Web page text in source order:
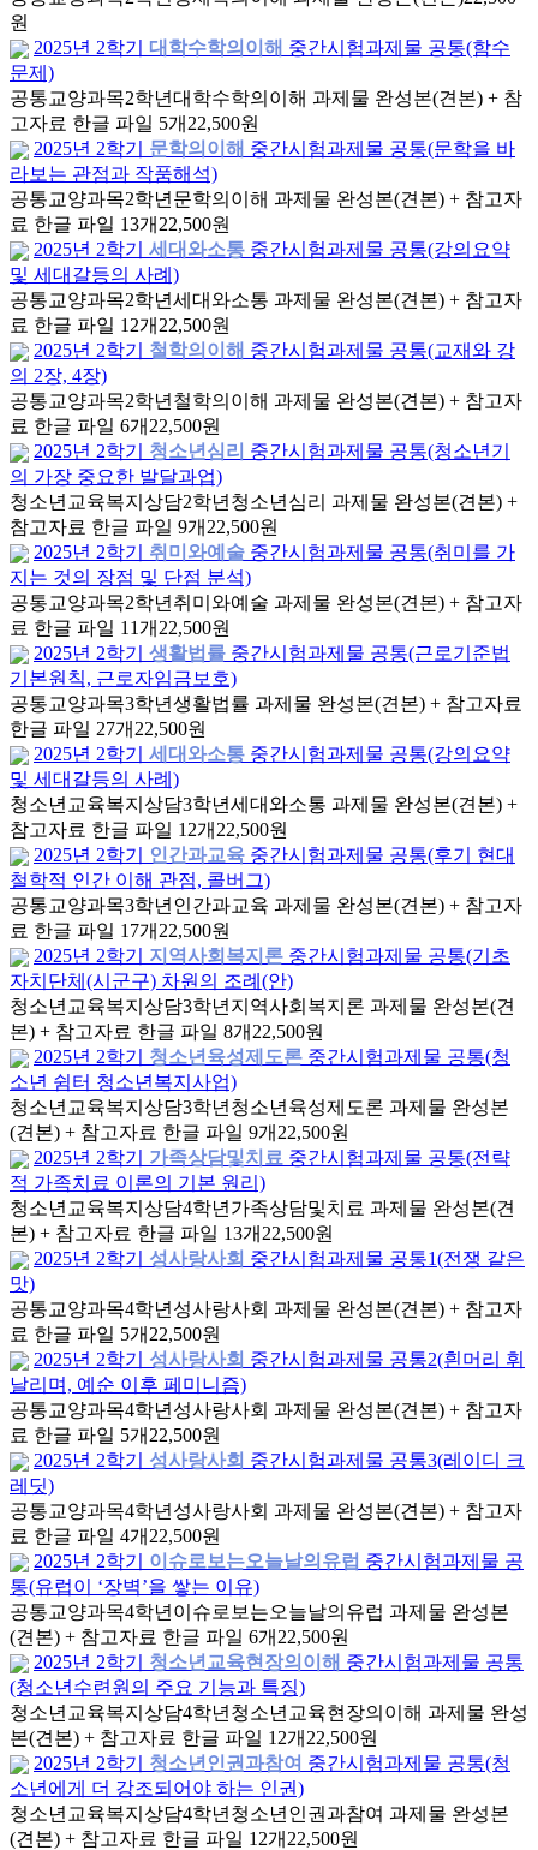
원
2025년 2학기
대학수학의이해 중간시험과제물 공통(함수
문제)
공통교양과목2학년대학수학의이해 과제물 완성본(견본) + 참
고자료 한글 파일 5개 22,500원
2025년 2학기
문학의이해 중간시험과제물 공통(문학을 바
라보는 관점과 작품해석)
공통교양과목2학년 문학의이해 과제물 완성본(견본) + 참고자
료 한글 파일 13개 22,500원
2025년 2학기
세대와소통 중간시험과제물 공통(강의요약
및 세대갈등의 사례)
공통교양과목2학년세대와소통 과제물 완성본(견본) + 참고자
료 한글 파일 12개 22,500원
2025년 2학기
철학의이해 중간시험과제물 공통(교재와 강
의 2장, 4장)
공통교양과목2학년 철학의이해 과제물 완성본(견본) + 참고자
료 한글 파일 6개 22,500원
2025년 2학기
청소년심리 중간시험과제물 공통(청소년기
의 가장 중요한 발달과업)
청소년교육복지상담2학년 청소년심리 과제물 완성본(견본) +
참고자료 한글 파일 9개 22,500원
2025년 2학기
취미와예술 중간시험과제물 공통(취미를 가
지는 것의 장점 및 단점 분석)
공통교양과목2학년 취미와예술 과제물 완성본(견본) + 참고자
료 한글 파일 11개 22,500원
2025년 2학기
생활법률 중간시험과제물 공통(근로기준법
기본원칙, 근로자임금보호)
공통교양과목3학년생활법률 과제물 완성본(견본) + 참고자료
한글 파일 27개 22,500원
2025년 2학기
세대와소통 중간시험과제물 공통(강의요약
및 세대갈등의 사례)
청소년교육복지상담3학년세대와소통 과제물 완성본(견본) +
참고자료 한글 파일 12개 22,500원
2025년 2학기
인간과교육 중간시험과제물 공통(후기 현대
철학적 인간 이해 관점, 콜버그)
공통교양과목3학년 인간과교육 과제물 완성본(견본) + 참고자
료 한글 파일 17개 22,500원
2025년 2학기
지역사회복지론 중간시험과제물 공통(기초
자치단체(시군구) 차원의 조례(안)
청소년교육복지상담3학년 지역사회복지론 과제물 완성본(견
본) + 참고자료 한글 파일 8개 22,500원
2025년 2학기
청소년육성제도론 중간시험과제물 공통(청
소년 쉼터 청소년복지사업)
청소년교육복지상담3학년 청소년육성제도론 과제물 완성본
(견본) + 참고자료 한글 파일 9개 22,500원
2025년 2학기
가족상담및치료 중간시험과제물 공통(전략
적 가족치료 이론의 기본 원리)
청소년교육복지상담4학년 가족상담및치료 과제물 완성본(견
본) + 참고자료 한글 파일 13개 22,500원
2025년 2학기
성사랑사회 중간시험과제물 공통1(전쟁 같은
맛)
공통교양과목4학년 성사랑사회 과제물 완성본(견본) + 참고자
료 한글 파일 5개 22,500원
2025년 2학기
성사랑사회 중간시험과제물 공통2(흰머리 휘
날리며, 예순 이후 페미니즘)
공통교양과목4학년 성사랑사회 과제물 완성본(견본) + 참고자
료 한글 파일 5개 22,500원
2025년 2학기
성사랑사회 중간시험과제물 공통3(레이디 크
레딧)
공통교양과목4학년 성사랑사회 과제물 완성본(견본) + 참고자
료 한글 파일 4개 22,500원
2025년 2학기
이슈로보는오늘날의유럽 중간시험과제물 공
통(유럽이 ‘장벽’을 쌓는 이유)
공통교양과목4학년 이슈로보는오늘날의유럽 과제물 완성본
(견본) + 참고자료 한글 파일 6개 22,500원
2025년 2학기
청소년교육현장의이해 중간시험과제물 공통
(청소년수련원의 주요 기능과 특징)
청소년교육복지상담4학년 청소년교육현장의이해 과제물 완성
본(견본) + 참고자료 한글 파일 12개 22,500원
2025년 2학기
청소년인권과참여 중간시험과제물 공통(청
소년에게 더 강조되어야 하는 인권)
청소년교육복지상담4학년 청소년인권과참여 과제물 완성본
(견본) + 참고자료 한글 파일 12개 22,500원